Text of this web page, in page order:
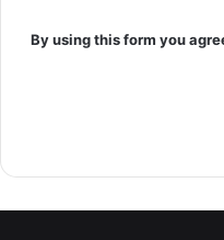
By using this form you